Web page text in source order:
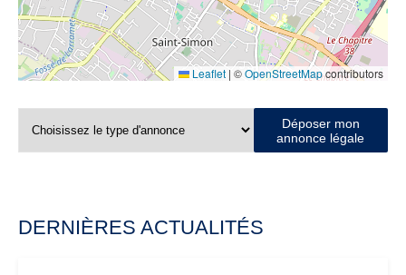
Leaflet | ©OpenStreetMapcontributors
Déposer mon
annonce légale
DERNIÈRES ACTUALITÉS